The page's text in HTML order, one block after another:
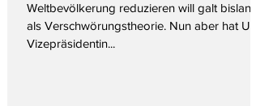
Weltbevölkerung reduzieren will galt bislang
als Verschwörungstheorie. Nun aber hat US-
Vizepräsidentin...